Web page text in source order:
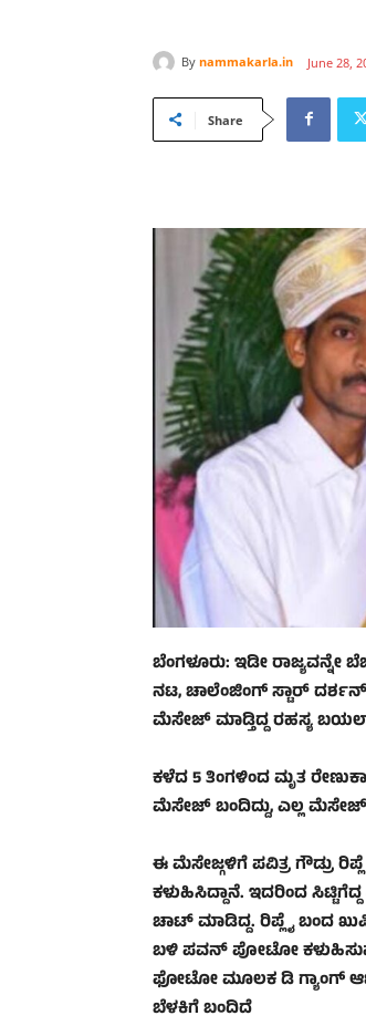
By nammakarla.in June 28,
Share
ಬೆಂಗಳೂರು: ಇಡೀ ರಾಜ್ಯವನ್ನೇ
ನಟ, ಚಾಲೆಂಜಿಂಗ್ ಸ್ಟಾರ್ ದರ್ಶನ್
ಮೆಸೇಜ್ ಮಾಡ್ತಿದ್ದ ರಹಸ್ಯ
ಕಳೆದ 5 ತಿಂಗಳಿಂದ ಮೃತ
ಮೆಸೇಜ್ ಬಂದಿದ್ದು, ಎಲ್ಲ
ಈ ಮೆಸೇಜ್ಗಳಿಗೆ ಪವಿತ್ರ ಗೌಡ್ರು
ಕಳುಹಿಸಿದ್ದಾನೆ. ಇದರಿಂದ
ಚಾಟ್ ಮಾಡಿದ್ದ. ರಿಪ್ಲೈ ಬಂದ
ಬಳಿ ಪವನ್ ಪೋಟೋ
ಫೋಟೋ ಮೂಲಕ ಡಿ ಗ್ಯಾಂಗ್ ಆಟ
ಬೆಳಕಿಗೆ ಬಂದಿದೆ